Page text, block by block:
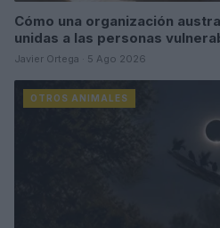
Cómo una organización
unidas a las personas
Javier Ortega · 5 Ago 2026
OTROS ANIMALES